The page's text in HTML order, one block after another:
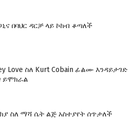
በባህር ዳርቻ ላይ ኮከብ ቆጣለች
Love ስለ Kurt Cobain ፊልሙ እንዳይታገድ
ይሞክራል
ስለ ማሻ ሴት ልጅ አስተያየት ሰጥታለች